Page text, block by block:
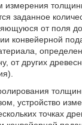
измерения
заданное
от поля
конвейерной
от других
устройство
точках